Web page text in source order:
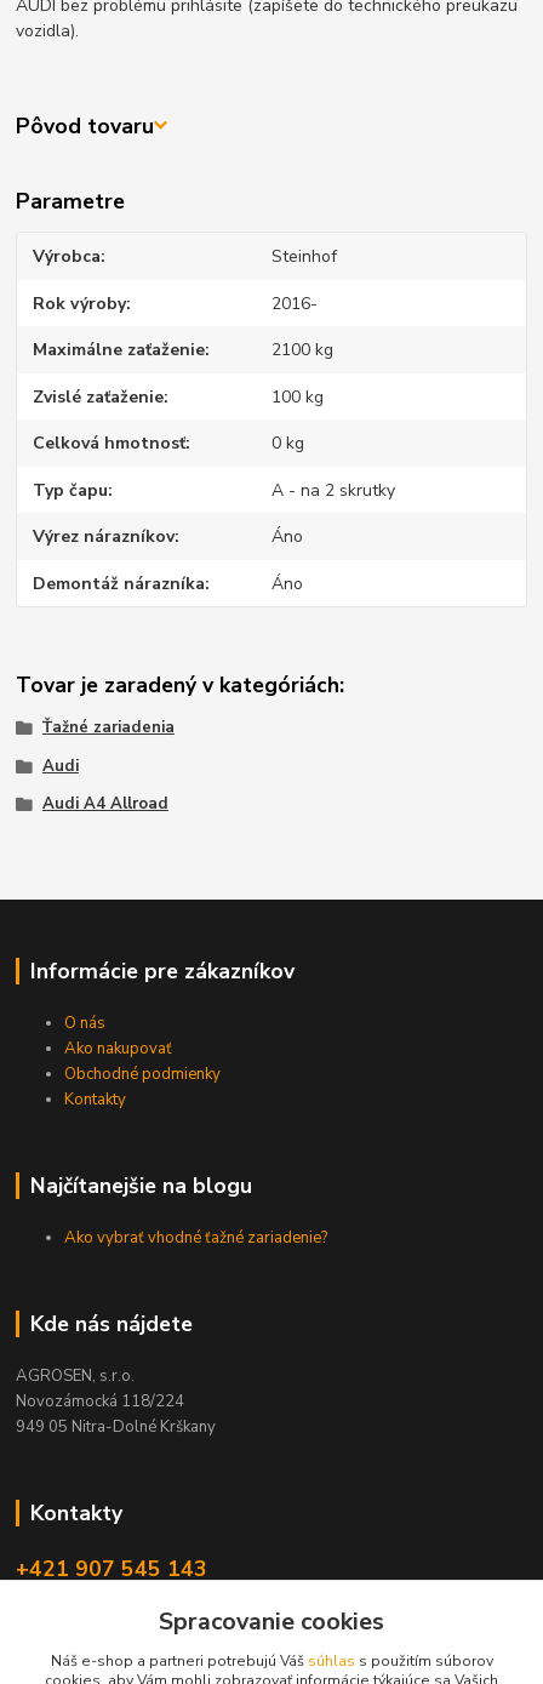
AUDI bez problému prihlásite (zapíšete do technického preukazu
vozidla).
Pôvod tovaru
Parametre
Výrobca Steinhof
Rok výroby 2016-
Maximálne zaťaženie 2100 kg
Zvislé zaťaženie 100 kg
Celková hmotnosť 0 kg
Typ čapu A - na 2 skrutky
Výrez nárazníkov Áno
Demontáž nárazníka Áno
Tovar je zaradený v kategóriách:
Ťažné zariadenia
Audi
Audi A4 Allroad
Informácie pre zákazníkov
O nás
Ako nakupovať
Obchodné podmienky
Kontakty
Najčítanejšie na blogu
Ako vybrať vhodné ťažné zariadenie?
Kde nás nájdete
AGROSEN, s.r.o.
Novozámocká 118/224
949 05 Nitra-Dolné Krškany
Kontakty
+421 907 545 143
obchod@agrosen.sk
Spracovanie cookies
Náš e-shop a partneri potrebujú Váš súhlas s použitím súborov